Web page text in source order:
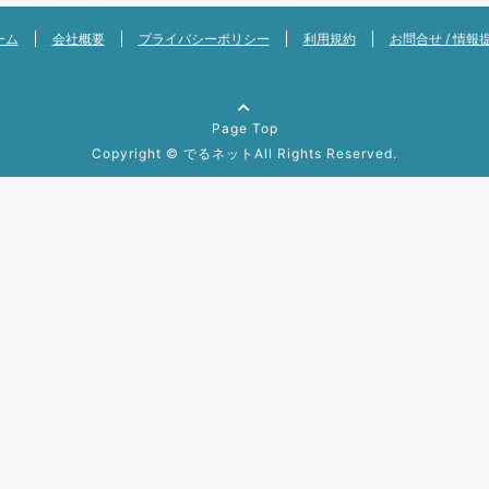
ム 会社概要 プライバシーポリシー 利用規約 お問合せ / 情報
Page Top
Copyright © でるネット All Rights Reserved.